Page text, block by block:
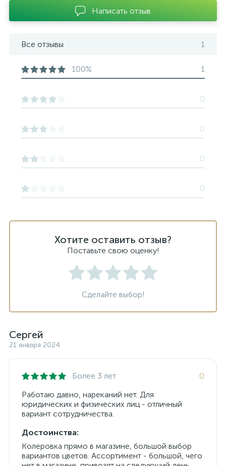
Хотите оставить отзыв?
Поставьте свою оценку!
Сделайте выбор!
Сергей
21 января 2024
Более 3 лет
0
Работаю давно, нареканий нет. Для
юридических и физических лиц - отличный
вариант сотрудничества.
Достоинства:
Колеровка прямо в магазине, большой выбор
вариантов цветов. Ассортимент - большой, чего
Написать отзыв
Все отзывы 1
100% 1
0
0
0
0